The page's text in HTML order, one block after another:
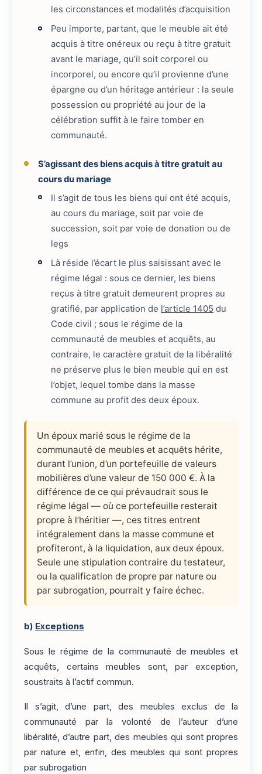
les circonstances et modalités d’acquisition
Peu importe, partant, que le meuble ait été
acquis à titre onéreux ou reçu à titre gratuit
avant le mariage, qu’il soit corporel ou
incorporel, ou encore qu’il provienne d’une
épargne ou d’un héritage antérieur : la seule
possession ou propriété au jour de la
célébration suffit à le faire tomber en
communauté.
S’agissant des biens acquis à titre gratuit au
cours du mariage
Il s’agit de tous les biens qui ont été acquis,
au cours du mariage, soit par voie de
succession, soit par voie de donation ou de
legs
Là réside l’écart le plus saisissant avec le
régime légal : sous ce dernier, les biens
reçus à titre gratuit demeurent propres au
gratifié, par application de l’article 1405 du
Code civil ; sous le régime de la
communauté de meubles et acquêts, au
contraire, le caractère gratuit de la libéralité
ne préserve plus le bien meuble qui en est
l’objet, lequel tombe dans la masse
commune au profit des deux époux.
Un époux marié sous le régime de la
communauté de meubles et acquêts hérite,
durant l’union, d’un portefeuille de valeurs
mobilières d’une valeur de 150 000 €. À la
différence de ce qui prévaudrait sous le
régime légal — où ce portefeuille resterait
propre à l’héritier —, ces titres entrent
intégralement dans la masse commune et
profiteront, à la liquidation, aux deux époux.
Seule une stipulation contraire du testateur,
ou la qualification de propre par nature ou
par subrogation, pourrait y faire échec.
b) Exceptions
Sous le régime de la communauté de meubles et
acquêts, certains meubles sont, par exception,
soustraits à l’actif commun.
Il s’agit, d’une part, des meubles exclus de la
communauté par la volonté de l’auteur d’une
libéralité, d’autre part, des meubles qui sont propres
par nature et, enfin, des meubles qui sont propres
par subrogation